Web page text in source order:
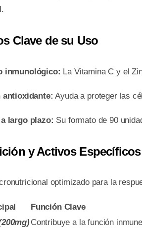
Clave de su Uso
inmunológico: La Vitamina C y el
antioxidante: Ayuda a proteger las
largo plazo: Su formato de 90
y Activos Específicos
optimizado para la
Función Clave
Contribuye a la función